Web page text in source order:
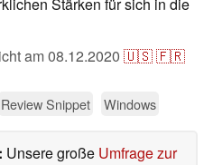
am08.12.2020 🇺🇸🇫🇷
Review Snippet Windows
Unsere große Umfrage zur